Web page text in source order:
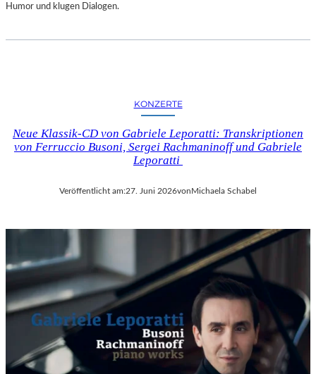
Humor und klugen Dialogen.
KONZERTE
Neue Klassik-CD von Gabriele Leporatti: Transkriptionen
von Ferruccio Busoni, Sergei Rachmaninoff und Gabriele
Leporatti
Veröffentlicht am:27. Juni 2026vonMichaela Schabel